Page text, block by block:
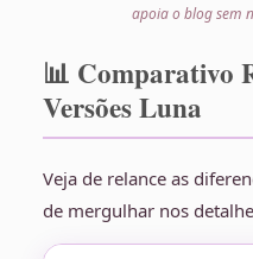
apoia o blog sem
📊 Comparativo
Versões Luna
Veja de relance as
de mergulhar nos